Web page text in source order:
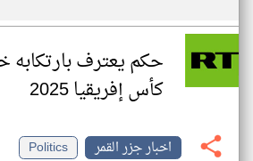
حكم يعترف بارتكابه
كأس إفريقيا 2025
اخبار جزر القمر
Politics